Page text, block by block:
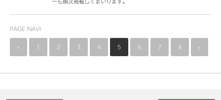
PAGE NAVI
« 1 2 3 4 5 6 7 8 »